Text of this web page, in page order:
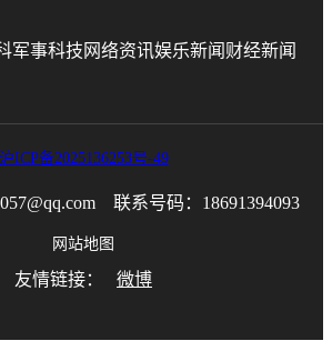
军事科技 网络资讯娱乐新闻 财经新闻
沪ICP备2025136253号-49
联系号码：18691394093
网站地图
友情链接： 微博